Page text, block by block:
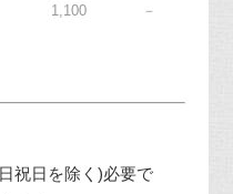
1,100 －
祝日を除く)必要で